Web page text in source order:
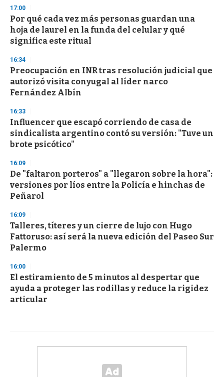
17:00
Por qué cada vez más personas guardan una
hoja de laurel en la funda del celular y qué
significa este ritual
16:34
Preocupación en INR tras resolución judicial que
autorizó visita conyugal al líder narco
Fernández Albín
16:33
Influencer que escapó corriendo de casa de
sindicalista argentino contó su versión: "Tuve un
brote psicótico"
16:09
De "faltaron porteros" a "llegaron sobre la hora":
versiones por líos entre la Policía e hinchas de
Peñarol
16:09
Talleres, títeres y un cierre de lujo con Hugo
Fattoruso: así será la nueva edición del Paseo Sur
Palermo
16:00
El estiramiento de 5 minutos al despertar que
ayuda a proteger las rodillas y reduce la rigidez
articular